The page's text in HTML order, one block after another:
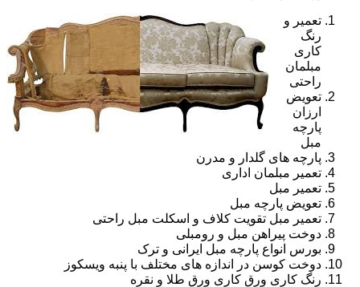
تعمیر و
رنگ
کاری
مبلمان
راحتی
تعویض
ارزان
پارچه
مبل
پارچه های گلدار و مدرن
تعمیر مبلمان اداری
تعمیر مبل
تعویض پارچه مبل
تعمیر مبل تقویت کلاف و اسکلت مبل راحتی
دوخت پیراهن مبل و رومبلی
بورس انواع پارچه مبل ایرانی و ترک
دوخت کوسن در اندازه های مختلف با پنبه ویسکوز
رنگ کاری ورق کاری ورق طلا و نقره